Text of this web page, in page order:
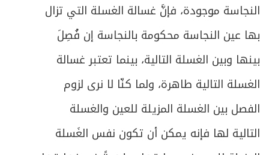
النجاسة موجودة، فإنَّ غسالة الغسلة التي تزال
بها عين النجاسة محكومة بالنجاسة إن فُصِلَ
بينها وبين الغسلة التالية، بينما تعتبر غسالة
الغسلة التالية طاهرة، ولما كنّا لا نرى لزوم
الفصل بين الغسلة المزيلة للعين والغسلة
التالية لها فإنه يمكن أن تكون نفس الغَسلة